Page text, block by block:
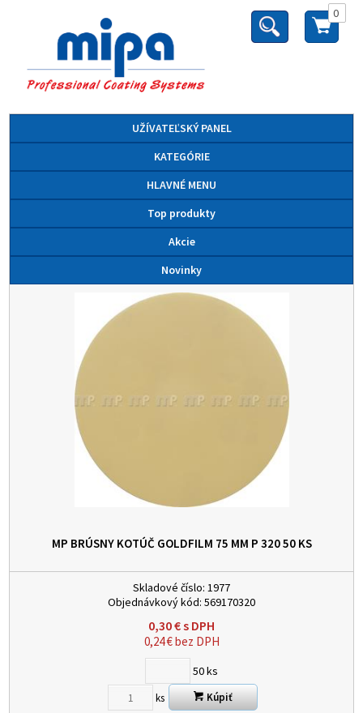
0
UŽÍVATEĽSKÝ PANEL
KATEGÓRIE
HLAVNÉ MENU
Top produkty
Akcie
Novinky
MP BRÚSNY KOTÚČ GOLDFILM 75 MM P 32050 KS
Skladové číslo: 1977
Objednávkový kód: 569170320
0,30€s DPH
0,24€bez DPH
50ks
ks Kúpiť